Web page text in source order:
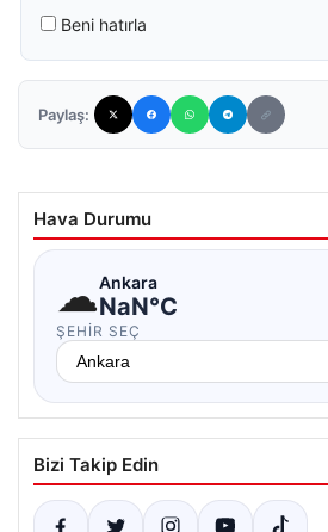
Beni hatırla
Paylaş:
Hava Durumu
☁Ankara
NaN°C
ŞEHIR SEÇ
Bizi Takip Edin